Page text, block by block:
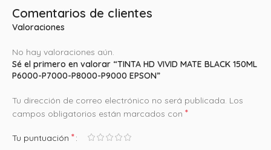
Comentarios de clientes
Valoraciones
No hay valoraciones aún.
Sé el primero en valorar “TINTA HD VIVID MATE BLACK 150ML
P6000-P7000-P8000-P9000 EPSON”
Tu dirección de correo electrónico no será publicada. Los
campos obligatorios están marcados con *
Tu puntuación *